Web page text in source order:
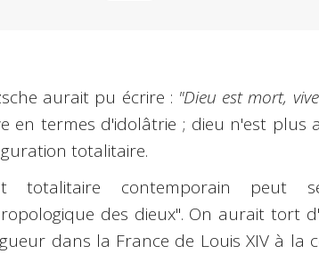
aurait pu écrire : "Dieu est mort,
en termes d'idolâtrie ; dieu n'est plus
totalitaire.
totalitaire contemporain peut
des dieux". On aurait tort
dans la France de Louis XIV à